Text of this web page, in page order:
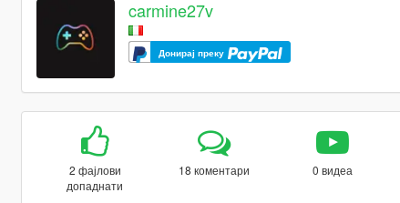
carmine27v
Донирај преку
2 фајлови
допаднати
18 коментари 0 видеа